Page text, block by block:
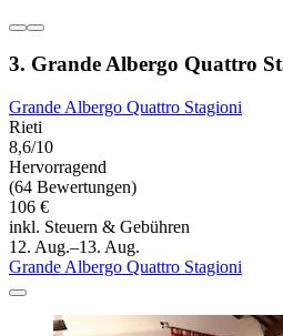
3. Grande Albergo Quattro
Grande Albergo Quattro Stagioni
Rieti
8,6/10
Hervorragend
(64 Bewertungen)
106 €
inkl. Steuern & Gebühren
12. Aug.–13. Aug.
Grande Albergo Quattro Stagioni